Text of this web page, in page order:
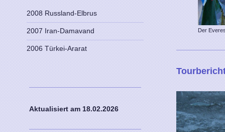
Der
2008 Russland-Elbrus
2007 Iran-Damavand
2006 Türkei-Ararat
Aktualisiert am 18.02.2026